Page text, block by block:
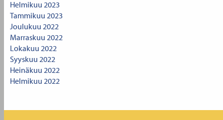
Helmikuu 2023
Tammikuu 2023
Joulukuu 2022
Marraskuu 2022
Lokakuu 2022
Syyskuu 2022
Heinäkuu 2022
Helmikuu 2022